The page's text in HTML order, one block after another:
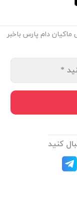
دام پارس باخبر
کنید